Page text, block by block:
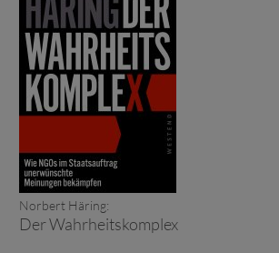
Norbert Häring:
Der Wahrheitskomplex